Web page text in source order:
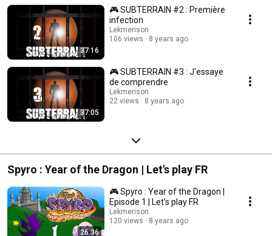
37:16
🎮 SUBTERRAIN #2 : Première
infection
Lekmerison
106 views
8 years ago
37:05
🎮 SUBTERRAIN #3 : J'essaye
de comprendre
Lekmerison
22 views
8 years ago
Spyro : Year of the Dragon | Let's play FR
26:36
🎮 Spyro : Year of the Dragon |
Episode 1 | Let's play FR
Lekmerison
120 views
8 years ago